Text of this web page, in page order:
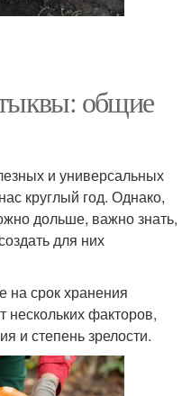
общие
и универсальных
круглый год. Однако,
дольше, важно знать,
для них
срок хранения
нескольких факторов,
и степень зрелости.